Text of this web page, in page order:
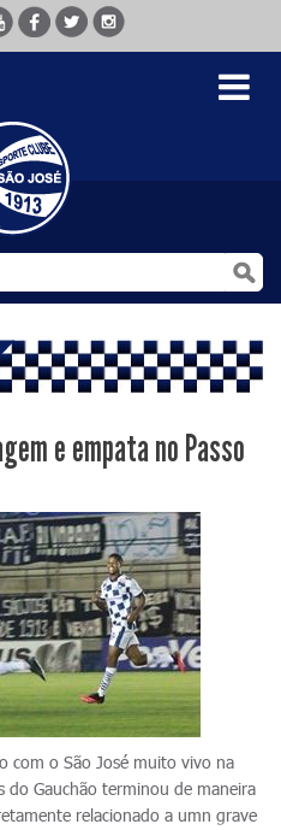
Toggle
e empata no Passo
com o São José muito vivo na
do Gauchão terminou de maneira
relacionado a umn grave